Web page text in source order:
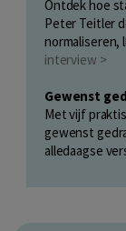
Ontdek hoe
Peter Teitler
interview >
Gewenst
Met vijf
gewenst
alledaagse